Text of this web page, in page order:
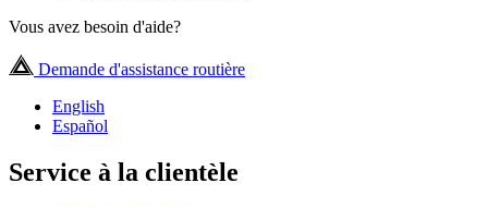
Vous avez besoin d'aide?
Demande d'assistance routière
English
Español
Service à la clientèle